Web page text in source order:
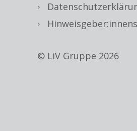
© LiV Gruppe 2026